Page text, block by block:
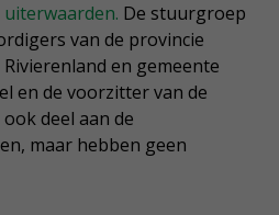
De stuurgroep
van de provincie
en gemeente
en de voorzitter van de
deel aan de
maar hebben geen